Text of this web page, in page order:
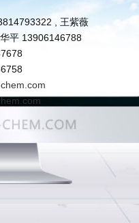
, 王紫薇
平 13906146788